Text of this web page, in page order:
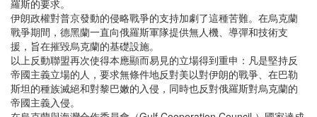
羅斯的要求。
伊朗政權對普京發動的侵略戰爭的支持加劇了這種苦難。在烏克蘭
戰爭期間，德黑蘭一直向俄羅斯軍隊提供無人機、導彈和技術支
援，旨在摧毀烏克蘭的基礎設施。
以上反動聯盟再次使得本應顯而易見的立場得到重申：凡是堅持反
帝國主義立場的人，要求無條件地反對美以對伊朗的戰爭、在巴勒
斯坦的種族滅絕和對黎巴嫩的入侵，同時也反對俄羅斯對烏克蘭的
帝國主義入侵。